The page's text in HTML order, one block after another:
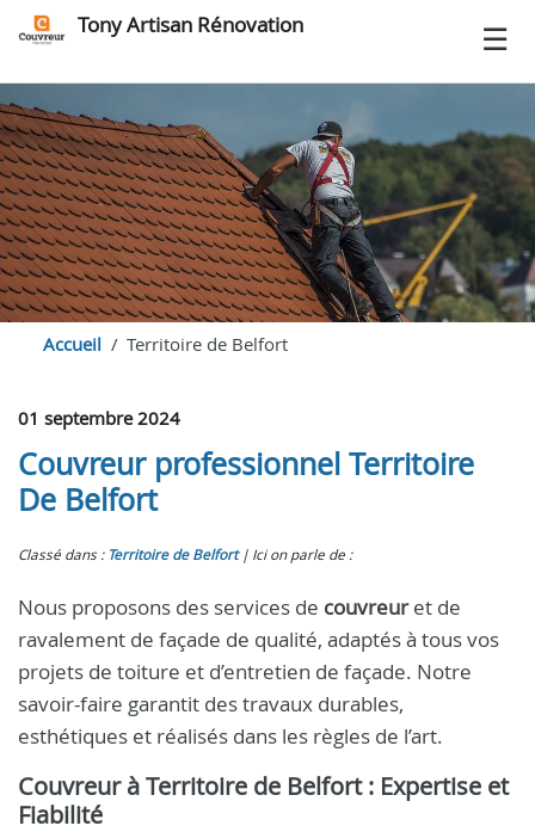
Tony Artisan Rénovation
Accueil Territoire de Belfort
01 septembre 2024
Couvreur professionnel Territoire
De Belfort
Classé dans : Territoire de Belfort Ici on parle de :
Nous proposons des services de couvreuret de
ravalement de façade de qualité, adaptés à tous vos
projets de toiture et d’entretien de façade. Notre
savoir-faire garantit des travaux durables,
esthétiques et réalisés dans les règles de l’art.
Couvreur à Territoire de Belfort : Expertise et
Fiabilité